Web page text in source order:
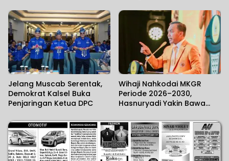
Desa
Jelang Muscab Serentak,
Demokrat Kalsel Buka
Penjaringan Ketua DPC
Wihaji Nahkodai MKGR
Periode 2026–2030,
Hasnuryadi Yakin Bawa